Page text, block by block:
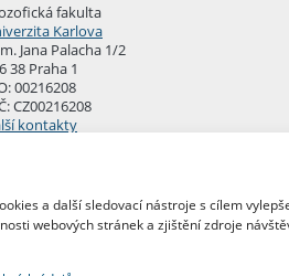
a další sledovací nástroje s cílem
webových stránek a zjištění zdroje
fakulta
Karlova
Jana Palacha 1/2
38 Praha 1
00216208
CZ00216208
kontakty